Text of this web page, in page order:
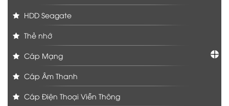
HDD Seagate
Thẻ nhớ
Cáp Mạng
Cáp Âm Thanh
Cáp Điện Thoại Viễn Thông